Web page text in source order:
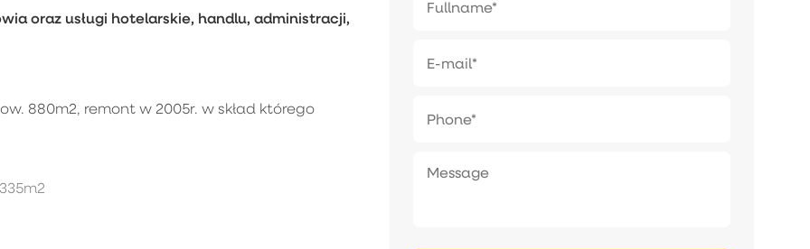
oraz usługi hotelarskie, handlu, administracji,
880m2, remont w 2005r. w skład którego